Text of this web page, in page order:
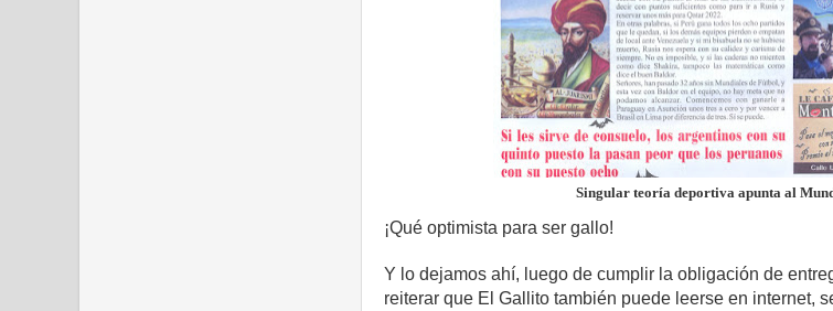
Singular teoría deportiva apunta al
¡Qué optimista para ser gallo!
Y lo dejamos ahí, luego de cumplir la obligación de
reiterar que El Gallito también puede leerse en internet,